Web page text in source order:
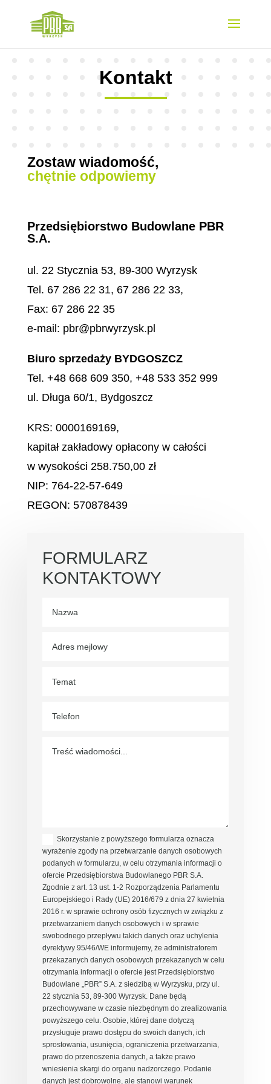
Kontakt
Zostaw wiadomość,
chętnie odpowiemy
Przedsiębiorstwo Budowlane PBR
S.A.
ul. 22 Stycznia 53, 89-300 Wyrzysk
Tel. 67 286 22 31, 67 286 22 33,
Fax: 67 286 22 35
e-mail: pbr@pbrwyrzysk.pl
Biuro sprzedaży BYDGOSZCZ
Tel. +48 668 609 350, +48 533 352 999
ul. Długa 60/1, Bydgoszcz
KRS: 0000169169,
kapitał zakładowy opłacony w całości
w wysokości 258.750,00 zł
NIP: 764-22-57-649
REGON: 570878439
FORMULARZ
KONTAKTOWY
Skorzystanie z powyższego formularza oznacza
wyrażenie zgody na przetwarzanie danych osobowych
podanych w formularzu, w celu otrzymania informacji o
ofercie Przedsiębiorstwa Budowlanego PBR S.A.
Zgodnie z art. 13 ust. 1-2 Rozporządzenia Parlamentu
Europejskiego i Rady (UE) 2016/679 z dnia 27 kwietnia
2016 r. w sprawie ochrony osób fizycznych w związku z
przetwarzaniem danych osobowych i w sprawie
swobodnego przepływu takich danych oraz uchylenia
dyrektywy 95/46/WE informujemy, że administratorem
przekazanych danych osobowych przekazanych w celu
otrzymania informacji o ofercie jest Przedsiębiorstwo
Budowlane „PBR” S.A. z siedzibą w Wyrzysku, przy ul.
22 stycznia 53, 89-300 Wyrzysk. Dane będą
przechowywane w czasie niezbędnym do zrealizowania
powyższego celu. Osobie, której dane dotyczą
przysługuje prawo dostępu do swoich danych, ich
sprostowania, usunięcia, ograniczenia przetwarzania,
prawo do przenoszenia danych, a także prawo
wniesienia skargi do organu nadzorczego. Podanie
danych jest dobrowolne, ale stanowi warunek